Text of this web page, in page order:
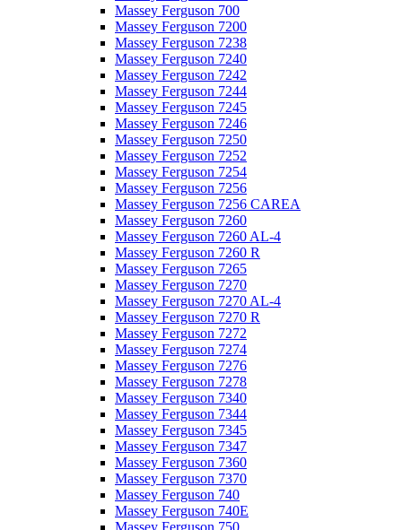
Massey Ferguson 700
Massey Ferguson 7200
Massey Ferguson 7238
Massey Ferguson 7240
Massey Ferguson 7242
Massey Ferguson 7244
Massey Ferguson 7245
Massey Ferguson 7246
Massey Ferguson 7250
Massey Ferguson 7252
Massey Ferguson 7254
Massey Ferguson 7256
Massey Ferguson 7256 CAREA
Massey Ferguson 7260
Massey Ferguson 7260 AL-4
Massey Ferguson 7260 R
Massey Ferguson 7265
Massey Ferguson 7270
Massey Ferguson 7270 AL-4
Massey Ferguson 7270 R
Massey Ferguson 7272
Massey Ferguson 7274
Massey Ferguson 7276
Massey Ferguson 7278
Massey Ferguson 7340
Massey Ferguson 7344
Massey Ferguson 7345
Massey Ferguson 7347
Massey Ferguson 7360
Massey Ferguson 7370
Massey Ferguson 740
Massey Ferguson 740E
Massey Ferguson 750